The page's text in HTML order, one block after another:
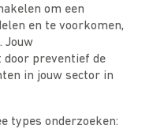
om een
en te voorkomen,
Jouw
door preventief de
in jouw sector in
types onderzoeken: